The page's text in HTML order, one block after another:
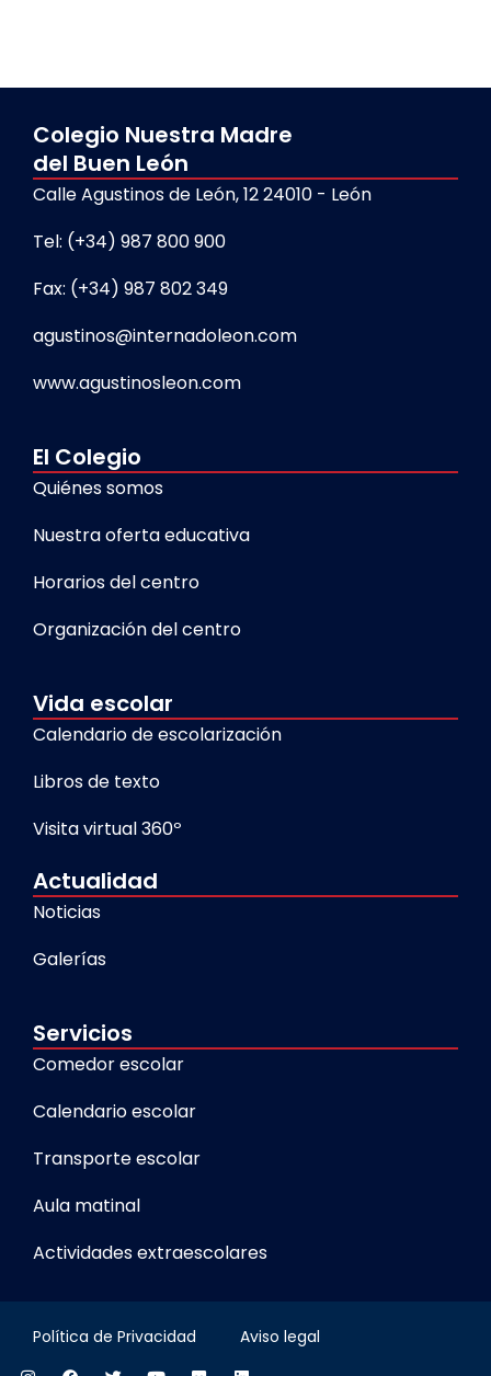
Colegio Nuestra Madre
del Buen León
Calle Agustinos de León, 12 24010 - León
Tel: (+34) 987 800 900
Fax: (+34) 987 802 349
agustinos@internadoleon.com
www.agustinosleon.com
El Colegio
Quiénes somos
Nuestra oferta educativa
Horarios del centro
Organización del centro
Vida escolar
Calendario de escolarización
Libros de texto
Visita virtual 360º
Actualidad
Noticias
Galerías
Servicios
Comedor escolar
Calendario escolar
Transporte escolar
Aula matinal
Actividades extraescolares
Política de Privacidad Aviso legal